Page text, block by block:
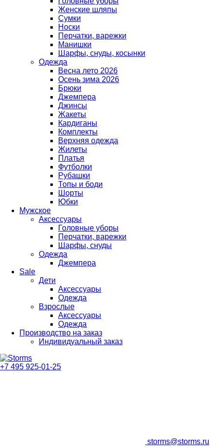
Женские шляпы
Сумки
Носки
Перчатки, варежки
Манишки
Шарфы, снуды, косынки
Одежда
Весна лето 2026
Осень зима 2026
Брюки
Джемпера
Джинсы
Жакеты
Кардиганы
Комплекты
Верхняя одежда
Жилеты
Платья
Футболки
Рубашки
Топы и боди
Шорты
Юбки
Мужское
Аксессуары
Головные уборы
Перчатки, варежки
Шарфы, снуды
Одежда
Джемпера
Sale
Дети
Аксессуары
Одежда
Взрослые
Аксессуары
Одежда
Производство на заказ
Индивидуальный заказ
+7 495 925-01-25
storms@storms.ru